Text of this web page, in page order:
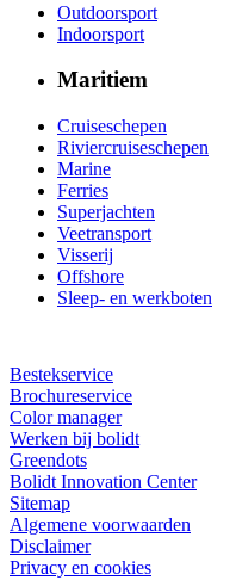
Outdoorsport
Indoorsport
Maritiem
Cruiseschepen
Riviercruiseschepen
Marine
Ferries
Superjachten
Veetransport
Visserij
Offshore
Sleep- en werkboten
Bestekservice
Brochureservice
Color manager
Werken bij bolidt
Greendots
Bolidt Innovation Center
Sitemap
Algemene voorwaarden
Disclaimer
Privacy en cookies